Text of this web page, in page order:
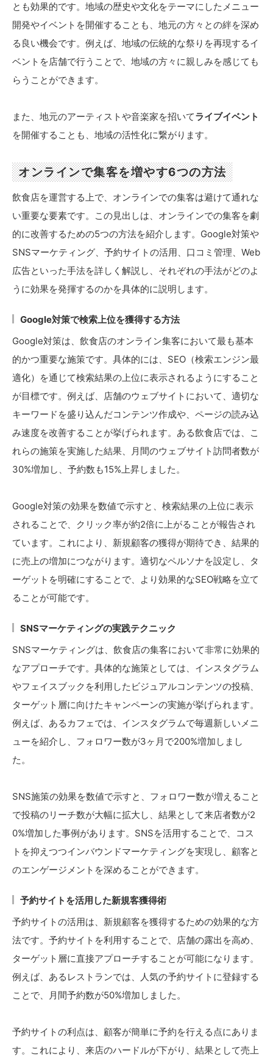
とも効果的です。地域の歴史や文化をテーマにしたメニュー
開発やイベントを開催することも、地元の方々との絆を深め
る良い機会です。例えば、地域の伝統的な祭りを再現するイ
ベントを店舗で行うことで、地域の方々に親しみを感じても
らうことができます。
また、地元のアーティストや音楽家を招いてライブイベント
を開催することも、地域の活性化に繋がります。
オンラインで集客を増やす6つの方法
飲食店を運営する上で、オンラインでの集客は避けて通れな
い重要な要素です。この見出しは、オンラインでの集客を劇
的に改善するための5つの方法を紹介します。Google対策や
SNSマーケティング、予約サイトの活用、口コミ管理、Web
広告といった手法を詳しく解説し、それぞれの手法がどのよ
うに効果を発揮するのかを具体的に説明します。
Google対策で検索上位を獲得する方法
Google対策は、飲食店のオンライン集客において最も基本
的かつ重要な施策です。具体的には、SEO（検索エンジン最
適化）を通じて検索結果の上位に表示されるようにすること
が目標です。例えば、店舗のウェブサイトにおいて、適切な
キーワードを盛り込んだコンテンツ作成や、ページの読み込
み速度を改善することが挙げられます。ある飲食店では、こ
れらの施策を実施した結果、月間のウェブサイト訪問者数が
30%増加し、予約数も15%上昇しました。
Google対策の効果を数値で示すと、検索結果の上位に表示
されることで、クリック率が約2倍に上がることが報告され
ています。これにより、新規顧客の獲得が期待でき、結果的
に売上の増加につながります。適切なペルソナを設定し、タ
ーゲットを明確にすることで、より効果的なSEO戦略を立て
ることが可能です。
SNSマーケティングの実践テクニック
SNSマーケティングは、飲食店の集客において非常に効果的
なアプローチです。具体的な施策としては、インスタグラム
やフェイスブックを利用したビジュアルコンテンツの投稿、
ターゲット層に向けたキャンペーンの実施が挙げられます。
例えば、あるカフェでは、インスタグラムで毎週新しいメニ
ューを紹介し、フォロワー数が3ヶ月で200%増加しまし
た。
SNS施策の効果を数値で示すと、フォロワー数が増えること
で投稿のリーチ数が大幅に拡大し、結果として来店者数が2
0%増加した事例があります。SNSを活用することで、コス
トを抑えつつインバウンドマーケティングを実現し、顧客と
のエンゲージメントを深めることができます。
予約サイトを活用した新規客獲得術
予約サイトの活用は、新規顧客を獲得するための効果的な方
法です。予約サイトを利用することで、店舗の露出を高め、
ターゲット層に直接アプローチすることが可能になります。
例えば、あるレストランでは、人気の予約サイトに登録する
ことで、月間予約数が50%増加しました。
予約サイトの利点は、顧客が簡単に予約を行える点にありま
す。これにより、来店のハードルが下がり、結果として売上